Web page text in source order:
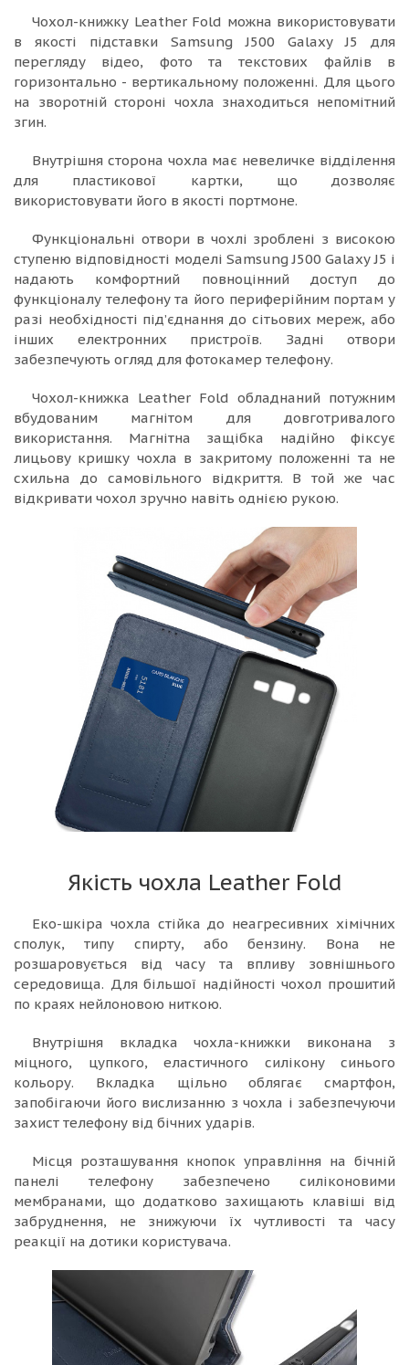
Чохол-книжку Leather Fold можна використовувати
в якості підставки Samsung J500 Galaxy J5 для
перегляду відео, фото та текстових файлів в
горизонтально - вертикальному положенні. Для цього
на зворотній стороні чохла знаходиться непомітний
згин.
Внутрішня сторона чохла має невеличке відділення
для пластикової картки, що дозволяє
використовувати його в якості портмоне.
Функціональні отвори в чохлі зроблені з високою
ступеню відповідності моделі Samsung J500 Galaxy J5 і
надають комфортний повноцінний доступ до
функціоналу телефону та його периферійним портам у
разі необхідності під’єднання до сітьових мереж, або
інших електронних пристроїв. Задні отвори
забезпечують огляд для фотокамер телефону.
Чохол-книжка Leather Fold обладнаний потужним
вбудованим магнітом для довготривалого
використання. Магнітна защібка надійно фіксує
лицьову кришку чохла в закритому положенні та не
схильна до самовільного відкриття. В той же час
відкривати чохол зручно навіть однією рукою.
Якість чохла Leather Fold
Еко-шкіра чохла стійка до неагресивних хімічних
сполук, типу спирту, або бензину. Вона не
розшаровується від часу та впливу зовнішнього
середовища. Для більшої надійності чохол прошитий
по краях нейлоновою ниткою.
Внутрішня вкладка чохла-книжки виконана з
міцного, цупкого, еластичного силікону синього
кольору. Вкладка щільно облягає смартфон,
запобігаючи його вислизанню з чохла і забезпечуючи
захист телефону від бічних ударів.
Місця розташування кнопок управління на бічній
панелі телефону забезпечено силіконовими
мембранами, що додатково захищають клавіші від
забруднення, не знижуючи їх чутливості та часу
реакції на дотики користувача.